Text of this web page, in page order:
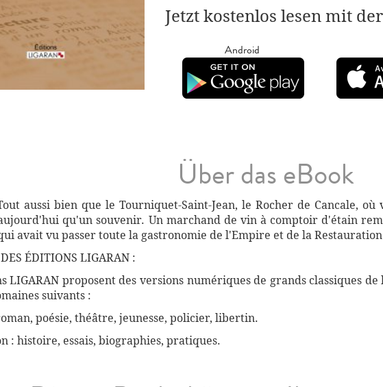
Jetzt kostenlos lesen mit
Android
Über das eBook
aussi bien que le Tourniquet-Saint-Jean, le Rocher de Cancale,
qu'un souvenir. Un marchand de vin à comptoir d'étain
avait vu passer toute la gastronomie de l'Empire et de la
ÉDITIONS LIGARAN :
LIGARAN proposent des versions numériques de grands classiques
suivants :
poésie, théâtre, jeunesse, policier, libertin.
: histoire, essais, biographies, pratiques.